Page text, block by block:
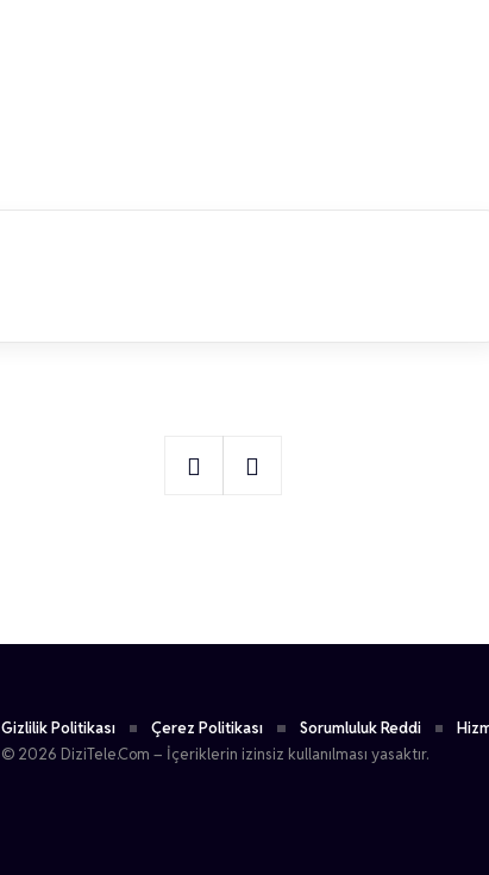
Gizlilik Politikası Çerez Politikası Sorumluluk Reddi
© 2026 DiziTele.Com – İçeriklerin izinsiz kullanılması yasaktır.